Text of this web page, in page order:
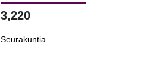
3,220
Seurakuntia